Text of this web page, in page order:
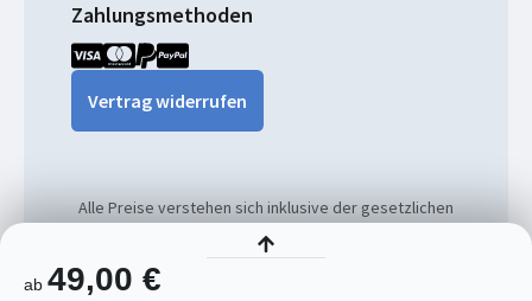
ab 49,00 €
Zahlungsmethoden
Vertrag widerrufen
Alle Preise verstehen sich inklusive der gesetzlichen
MwSt. und ggf. zzgl. Versandkosten.